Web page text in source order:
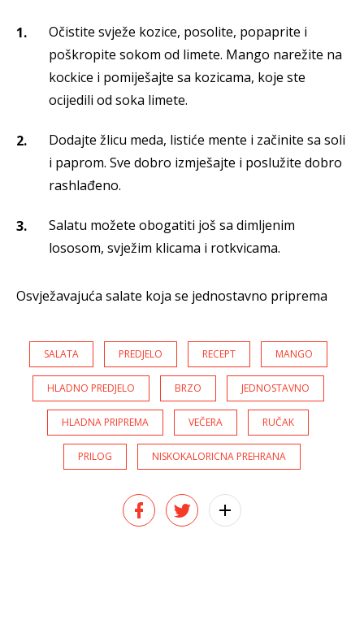
Očistite svježe kozice, posolite, popaprite i
poškropite sokom od limete. Mango narežite na
kockice i pomiješajte sa kozicama, koje ste
ocijedili od soka limete.
Dodajte žlicu meda, listiće mente i začinite sa soli
i paprom. Sve dobro izmješajte i poslužite dobro
rashlađeno.
Salatu možete obogatiti još sa dimljenim
lososom, svježim klicama i rotkvicama.
Osvježavajuća salate koja se jednostavno priprema
SALATA PREDJELO RECEPT MANGO
HLADNO PREDJELO BRZO JEDNOSTAVNO
HLADNA PRIPREMA VEČERA RUČAK
PRILOG NISKOKALORICNA PREHRANA